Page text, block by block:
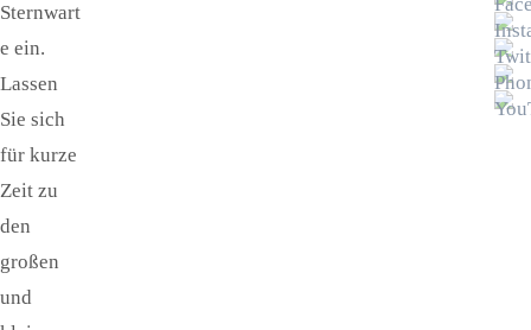
Sternwart
e ein.
Lassen
Sie sich
für kurze
Zeit zu
den
großen
und